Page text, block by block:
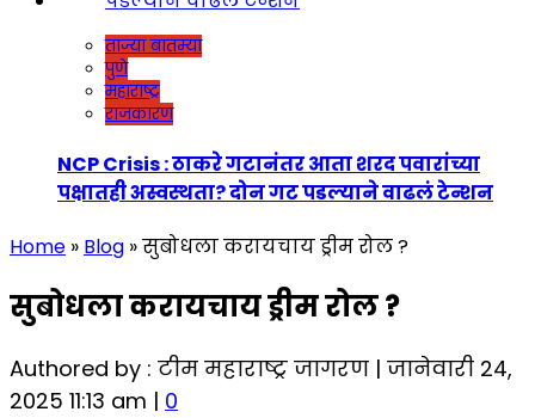
ताज्या बातम्या
पुणे
महाराष्ट्र
राजकारण
NCP Crisis : ठाकरे गटानंतर आता शरद पवारांच्या
पक्षातही अस्वस्थता? दोन गट पडल्याने वाढलं टेन्शन
Home » Blog »सुबोधला करायचाय ड्रीम रोल ?
सुबोधला करायचाय ड्रीम रोल ?
Authored by : टीम महाराष्ट्र जागरण | जानेवारी 24,
2025 11:13 am | 0